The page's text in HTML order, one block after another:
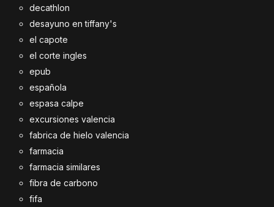
decathlon
desayuno en tiffany's
el capote
el corte ingles
epub
española
espasa calpe
excursiones valencia
fabrica de hielo valencia
farmacia
farmacia similares
fibra de carbono
fifa